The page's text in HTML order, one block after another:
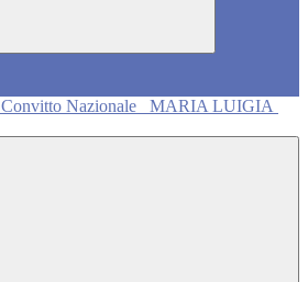
Convitto Nazionale
MARIA LUIGIA